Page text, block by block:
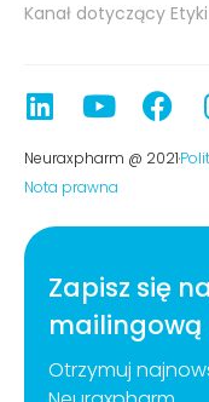
Kanał dotyczący
Neuraxpharm @ 2021
Nota prawna
Zapisz się
mailingową
Otrzymuj